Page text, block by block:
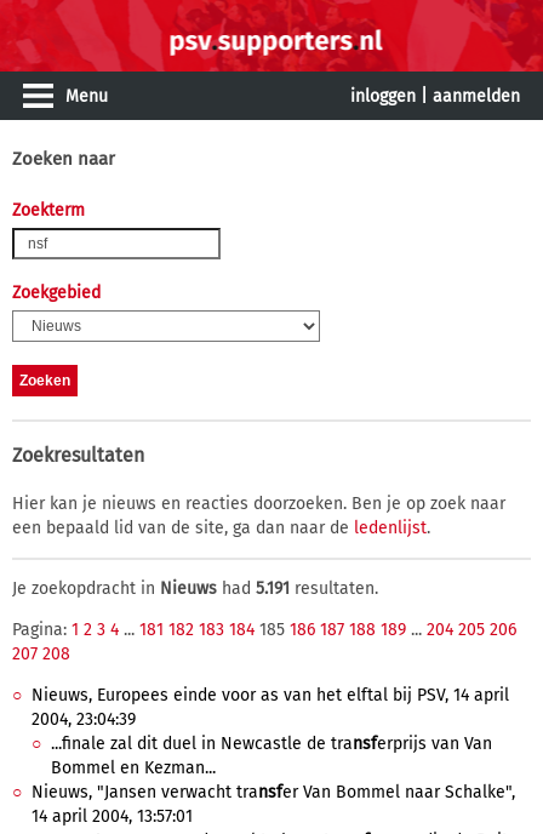
Menu inloggen aanmelden
Zoeken naar
Zoekterm
Zoekgebied
Zoekresultaten
Hier kan je nieuws en reacties doorzoeken. Ben je op zoek naar
een bepaald lid van de site, ga dan naar de ledenlijst.
Je zoekopdracht in Nieuws had 5.191 resultaten.
Pagina: 1 2 3 4 ... 181 182 183 184 185 186 187 188 189 ... 204 205 206
207 208
Nieuws, Europees einde voor as van het elftal bij PSV, 14 april
2004, 23:04:39
...finale zal dit duel in Newcastle de transferprijs van Van
Bommel en Kezman...
Nieuws, "Jansen verwacht transfer Van Bommel naar Schalke",
14 april 2004, 13:57:01